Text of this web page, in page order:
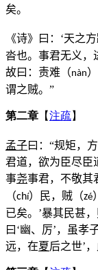
矣。
《诗》曰：‘天之
沓也。事君无义，
故曰：责难（nàn
谓之贼。”
第二章 【注疏】
孟子曰：“规矩，
君道，欲为臣尽臣
事尧事君，不敬其
（chí）民，贼（zé
已矣。’暴其民甚
曰‘幽、厉’，虽孝
远，在夏后之世’